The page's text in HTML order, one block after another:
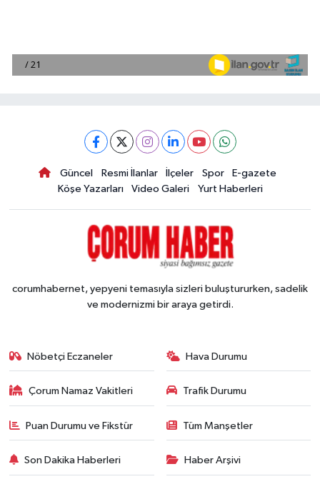
Güncel Resmi İlanlar İlçeler Spor
E-gazete
Köşe Yazarları
Video Galeri Yurt Haberleri
corumhabernet, yepyeni temasıyla sizleri buluştururken, sadelik
ve modernizmi bir araya getirdi.
Nöbetçi Eczaneler Hava Durumu
Çorum Namaz Vakitleri Trafik Durumu
Puan Durumu ve Fikstür Tüm Manşetler
Son Dakika Haberleri Haber Arşivi